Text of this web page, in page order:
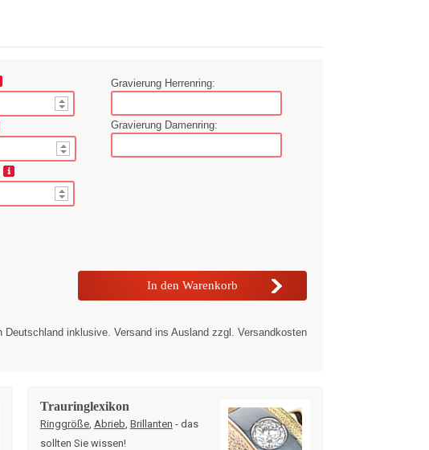
Gravierung Herrenring:
Gravierung Damenring:
Deutschland inklusive. Versand ins Ausland zzgl. Versandkosten
Trauringlexikon
Ringgröße, Abrieb Brillanten - das
sollten Sie wissen!